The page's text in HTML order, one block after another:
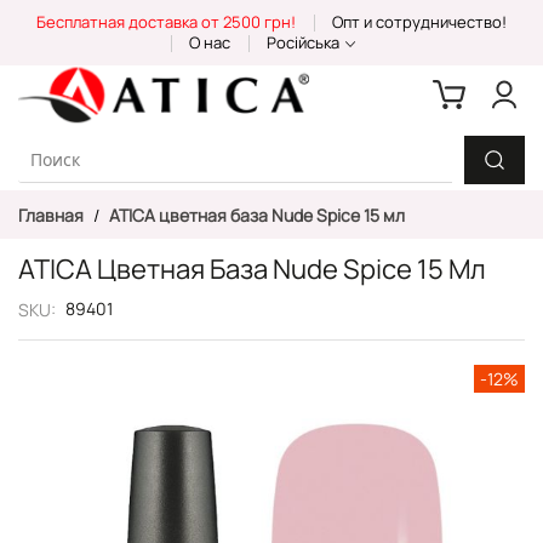
Content
Бесплатная доставка от 2500 грн!
Опт и сотрудничество!
О нас
Російська
Главная ATICA цветная база Nude Spice 15 мл
ATICA Цветная База Nude Spice 15 Мл
SKU 89401
изображений
-12%